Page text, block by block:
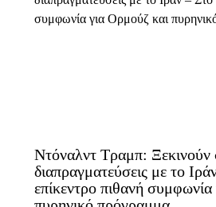
Ντόναλντ Τραμπ: Ξεκινούν
διαπραγματεύσεις με το
επίκεντρο πιθανή